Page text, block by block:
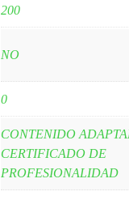
200
NO
0
CONTENIDO
CERTIFICADO DE
PROFESIONALIDAD